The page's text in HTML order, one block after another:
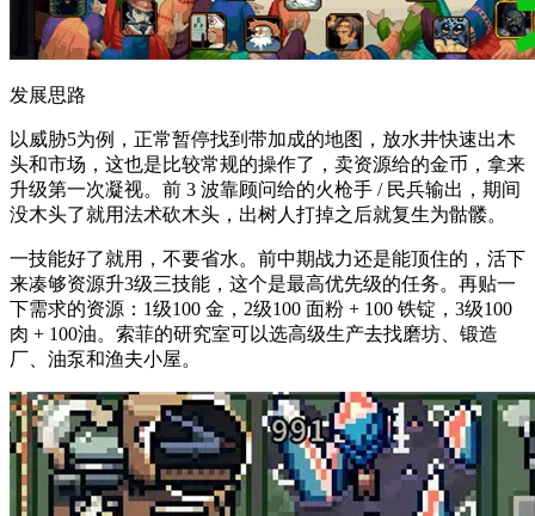
发展思路
以威胁5为例，正常暂停找到带加成的地图，放水井快速出木
头和市场，这也是比较常规的操作了，卖资源给的金币，拿来
升级第一次凝视。前 3 波靠顾问给的火枪手 / 民兵输出，期间
没木头了就用法术砍木头，出树人打掉之后就复生为骷髅。
一技能好了就用，不要省水。前中期战力还是能顶住的，活下
来凑够资源升3级三技能，这个是最高优先级的任务。再贴一
下需求的资源：1级100 金，2级100 面粉 + 100 铁锭，3级100
肉 + 100油。索菲的研究室可以选高级生产去找磨坊、锻造
厂、油泵和渔夫小屋。